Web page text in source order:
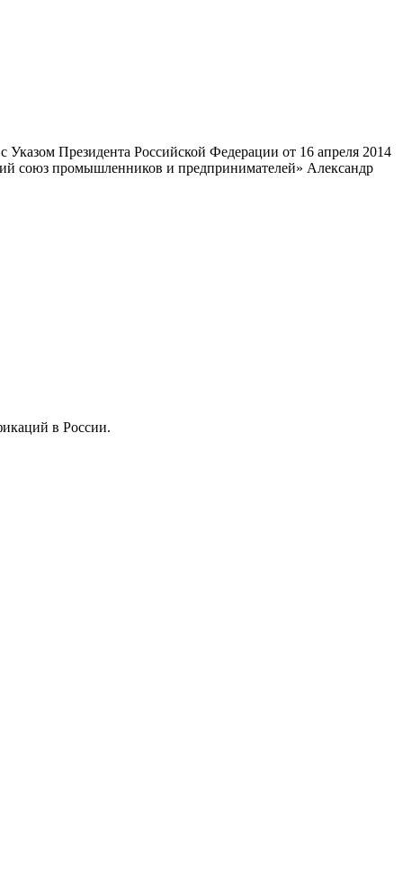
Президента Российской Федерации от 16 апреля 2014
союз промышленников и предпринимателей» Александр
в России.